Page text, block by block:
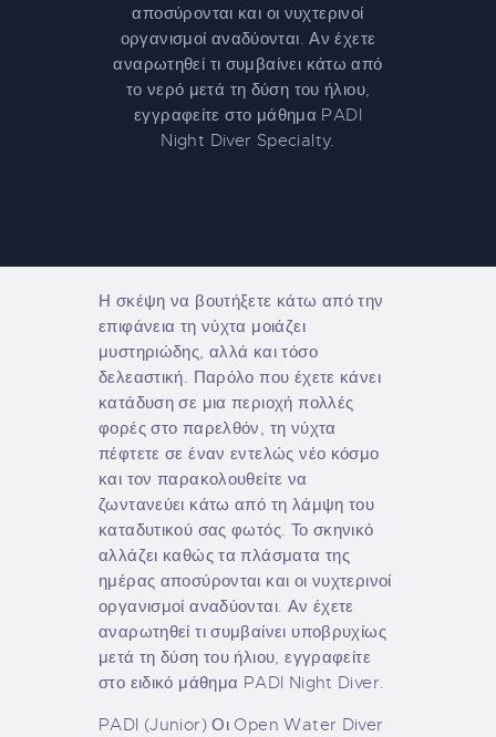
αποσύρονται και οι νυχτερινοί
οργανισμοί αναδύονται. Αν έχετε
αναρωτηθεί τι συμβαίνει κάτω από
το νερό μετά τη δύση του ήλιου,
εγγραφείτε στο μάθημα PADI
Night Diver Specialty.
Η σκέψη να βουτήξετε κάτω από την
επιφάνεια τη νύχτα μοιάζει
μυστηριώδης, αλλά και τόσο
δελεαστική. Παρόλο που έχετε κάνει
κατάδυση σε μια περιοχή πολλές
φορές στο παρελθόν, τη νύχτα
πέφτετε σε έναν εντελώς νέο κόσμο
και τον παρακολουθείτε να
ζωντανεύει κάτω από τη λάμψη του
καταδυτικού σας φωτός. Το σκηνικό
αλλάζει καθώς τα πλάσματα της
ημέρας αποσύρονται και οι νυχτερινοί
οργανισμοί αναδύονται. Αν έχετε
αναρωτηθεί τι συμβαίνει υποβρυχίως
μετά τη δύση του ήλιου, εγγραφείτε
στο ειδικό μάθημα PADI Night Diver.
PADI (Junior) Οι Open Water Diver